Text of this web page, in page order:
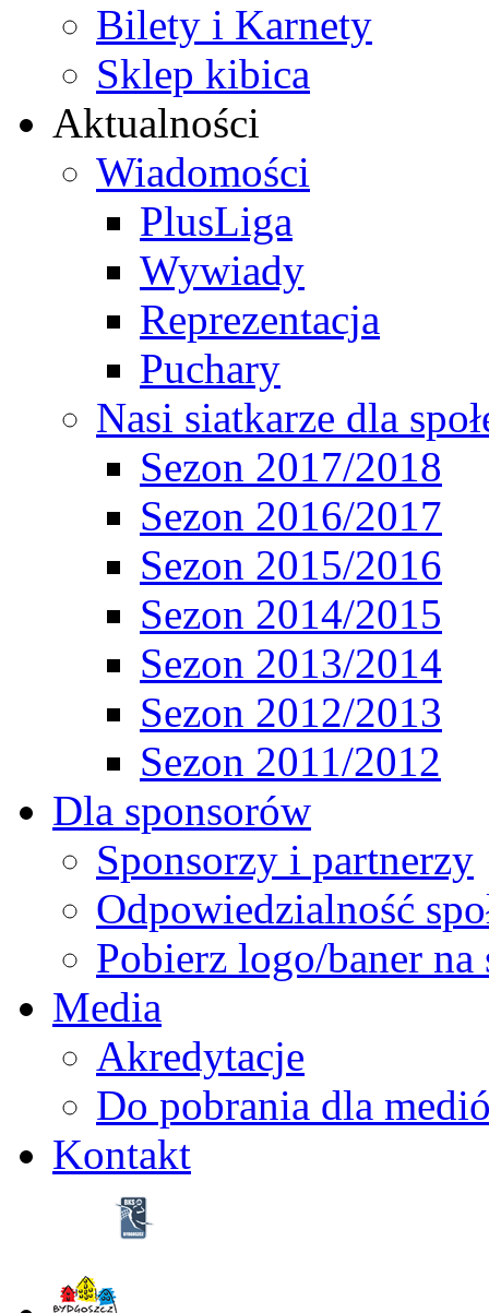
Bilety i Karnety
Sklep kibica
Aktualności
Wiadomości
PlusLiga
Wywiady
Reprezentacja
Puchary
Nasi siatkarze dla
Sezon 2017/2018
Sezon 2016/2017
Sezon 2015/2016
Sezon 2014/2015
Sezon 2013/2014
Sezon 2012/2013
Sezon 2011/2012
Dla sponsorów
Sponsorzy i partnerzy
Odpowiedzialność
Pobierz logo/baner na
Media
Akredytacje
Do pobrania dla
Kontakt